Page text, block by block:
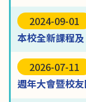
2024-09-01
本校全新課程
2026-07-11
週年大會暨校